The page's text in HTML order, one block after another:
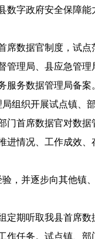
字政府安全保障能
据官制度，试点
理局、县应急管
务数据管理局备案
织开展试点镇、
首席数据官对数据
况、工作成效、
并逐步向其他镇、
听取我县首席数
任务。试点镇、